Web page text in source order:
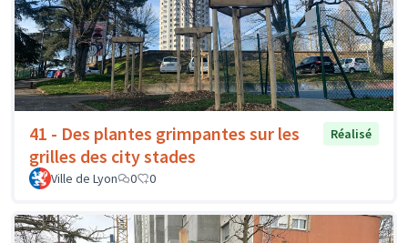
41 - Des plantes grimpantes sur les
grilles des city stades
Réalisé
Ville de Lyon 0 0